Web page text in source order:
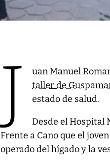
J uan Manuel
taller de
estado de salud.
Desde el Hospital
Frente a Cano que el
operado del hígado y la